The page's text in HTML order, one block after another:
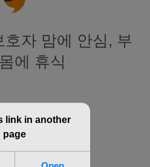
자 맘에 안심, 부
에 휴식